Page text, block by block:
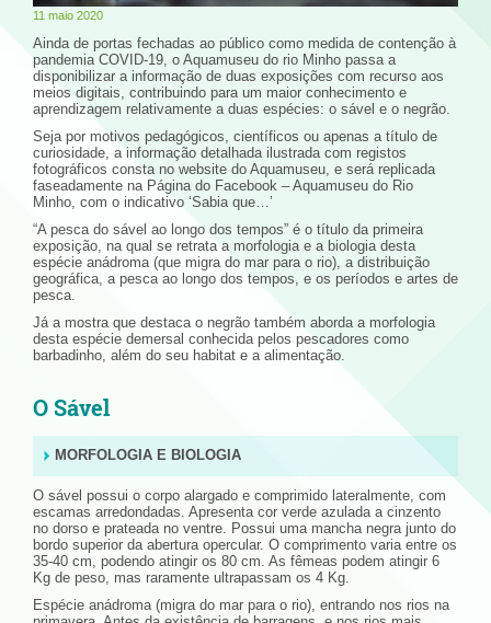
11 maio 2020
Ainda de portas fechadas ao público como medida de contenção à
pandemia COVID-19, o Aquamuseu do rio Minho passa a
disponibilizar a informação de duas exposições com recurso aos
meios digitais, contribuindo para um maior conhecimento e
aprendizagem relativamente a duas espécies: o sável e o negrão.
Seja por motivos pedagógicos, científicos ou apenas a título de
curiosidade, a informação detalhada ilustrada com registos
fotográficos consta no website do Aquamuseu, e será replicada
faseadamente na Página do Facebook – Aquamuseu do Rio
Minho, com o indicativo ‘Sabia que…’
“A pesca do sável ao longo dos tempos” é o título da primeira
exposição, na qual se retrata a morfologia e a biologia desta
espécie anádroma (que migra do mar para o rio), a distribuição
geográfica, a pesca ao longo dos tempos, e os períodos e artes de
pesca.
Já a mostra que destaca o negrão também aborda a morfologia
desta espécie demersal conhecida pelos pescadores como
barbadinho, além do seu habitat e a alimentação.
O Sável
MORFOLOGIA E BIOLOGIA
O sável possui o corpo alargado e comprimido lateralmente, com
escamas arredondadas. Apresenta cor verde azulada a cinzento
no dorso e prateada no ventre. Possui uma mancha negra junto do
bordo superior da abertura opercular. O comprimento varia entre os
35-40 cm, podendo atingir os 80 cm. As fêmeas podem atingir 6
Kg de peso, mas raramente ultrapassam os 4 Kg.
Espécie anádroma (migra do mar para o rio), entrando nos rios na